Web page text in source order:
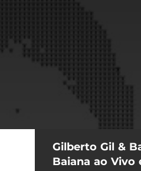
Gilberto Gil &
Baiana ao Vivo